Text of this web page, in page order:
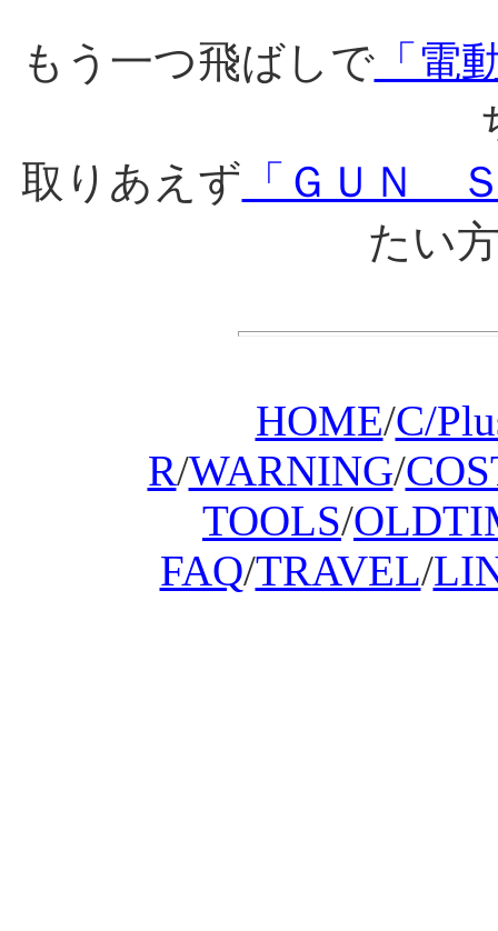
もう一つ飛ばしで「電
取りあえず 「ＧＵＮ
たい
HOME/C/
R/WARNING/
TOOLS/
FAQ/TRAVEL/